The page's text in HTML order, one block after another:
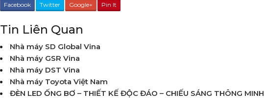
Facebook Twitter Google+ Pin It
Tin Liên Quan
Nhà máy SD Global Vina
Nhà máy GSR Vina
Nhà máy DST Vina
Nhà máy Toyota Việt Nam
ĐÈN LED ỐNG BƠ – THIẾT KẾ ĐỘC ĐÁO – CHIẾU SÁNG THÔNG MINH